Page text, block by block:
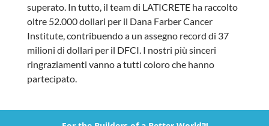
superato. In tutto, il team di LATICRETE ha raccolto
oltre 52.000 dollari per il Dana Farber Cancer
Institute, contribuendo a un assegno record di 37
milioni di dollari per il DFCI. I nostri più sinceri
ringraziamenti vanno a tutti coloro che hanno
partecipato.